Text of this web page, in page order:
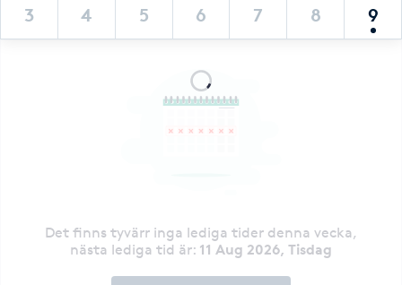
3 4 5 6 7 8 9
Det finns tyvärr inga lediga tider denna vecka,
nästa lediga tid är: 11 Aug 2026, Tisdag